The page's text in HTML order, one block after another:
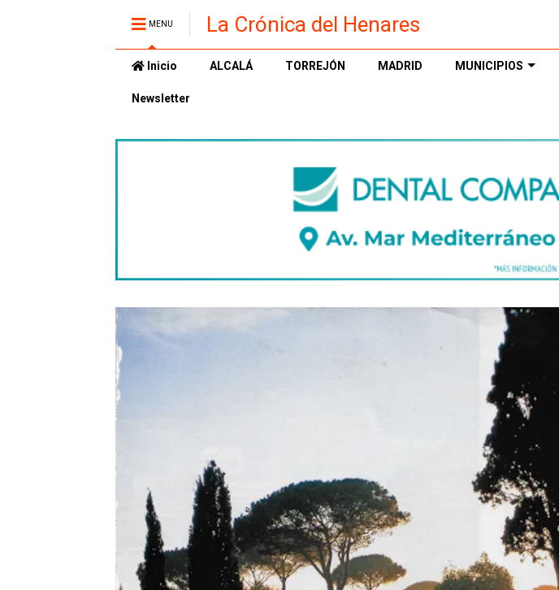
MENU La Crónica del Henares
Inicio ALCALÁ TORREJÓN MADRID MUNICIPIOS
Newsletter